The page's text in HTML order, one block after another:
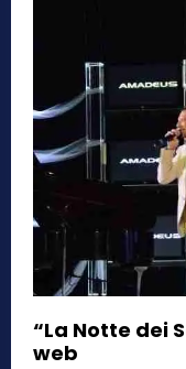
“La Notte dei
web